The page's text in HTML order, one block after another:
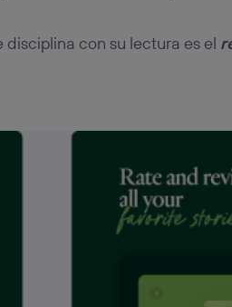
disciplina con su lectura es el